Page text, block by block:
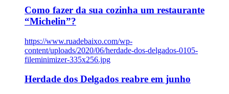
Como fazer da sua cozinha um restaurante
“Michelin”?
https://www.ruadebaixo.com/wp-
content/uploads/2020/06/herdade-dos-delgados-0105-
fileminimizer-335x256.jpg
Herdade dos Delgados reabre em junho